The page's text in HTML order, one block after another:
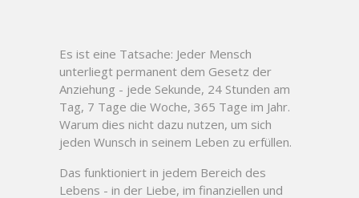
Es ist eine Tatsache: Jeder Mensch
unterliegt permanent dem Gesetz der
Anziehung - jede Sekunde, 24 Stunden am
Tag, 7 Tage die Woche, 365 Tage im Jahr.
Warum dies nicht dazu nutzen, um sich
jeden Wunsch in seinem Leben zu erfüllen.
Das funktioniert in jedem Bereich des
Lebens - in der Liebe, im finanziellen und